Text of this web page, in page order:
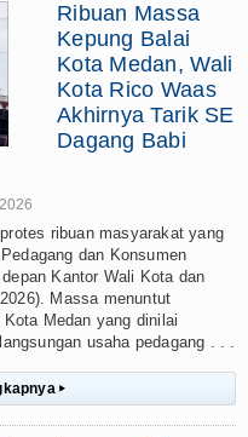
Ribuan Massa
Kepung Balai
Kota Medan, Wali
Kota Rico Waas
Akhirnya Tarik SE
Dagang Babi
ribuan masyarakat yang
dan Konsumen
Kantor Wali Kota dan
Massa menuntut
Medan yang dinilai
usaha pedagang . . .
▸